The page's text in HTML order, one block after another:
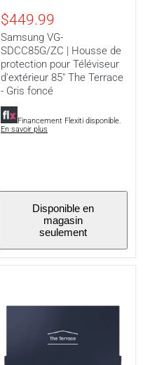
de
pour
Téléviseur
d'extérieur
85"
The
Terrace
Gris
foncé
$449.99
Samsung VG-
SDCC85G/ZC | Housse de
protection pour Téléviseur
d'extérieur 85" The Terrace
- Gris foncé
Financement Flexiti disponible.
En savoir plus
Disponible en
magasin
seulement